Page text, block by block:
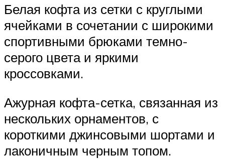
Белая кофта из сетки с круглыми
ячейками в сочетании с широкими
спортивными брюками темно-
серого цвета и яркими
кроссовками.
Ажурная кофта-сетка, связанная из
нескольких орнаментов, с
короткими джинсовыми шортами и
лаконичным черным топом.